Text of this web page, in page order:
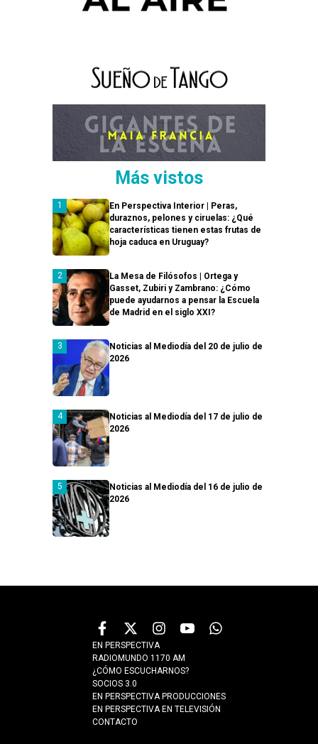
Más vistos
En Perspectiva Interior | Peras,
duraznos, pelones y ciruelas: ¿Qué
características tienen estas frutas de
hoja caduca en Uruguay?
La Mesa de Filósofos | Ortega y
Gasset, Zubiri y Zambrano: ¿Cómo
puede ayudarnos a pensar la Escuela
de Madrid en el siglo XXI?
Noticias al Mediodía del 20 de julio de
2026
Noticias al Mediodía del 17 de julio de
2026
Noticias al Mediodía del 16 de julio de
2026
EN PERSPECTIVA
RADIOMUNDO 1170 AM
¿CÓMO ESCUCHARNOS?
SOCIOS 3.0
EN PERSPECTIVA PRODUCCIONES
EN PERSPECTIVA EN TELEVISIÓN
CONTACTO